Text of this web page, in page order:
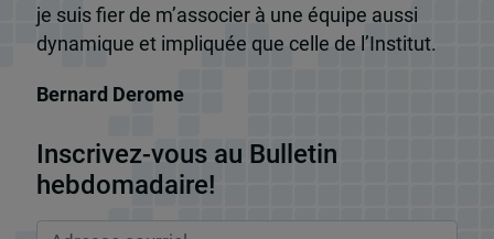
je suis fier de m’associer à une équipe aussi
dynamique et impliquée que celle de l’Institut.
Bernard Derome
Inscrivez-vous au Bulletin
hebdomadaire!